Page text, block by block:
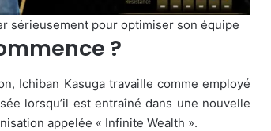
sérieusement pour optimiser son équipe
?
Ichiban Kasuga travaille comme employé
lorsqu’il est entraîné dans une nouvelle
appelée « Infinite Wealth ».